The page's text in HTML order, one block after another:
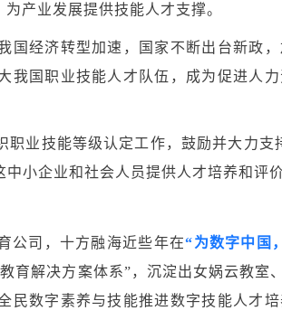
产业发展提供技能人才支撑。
国经济转型加速，国家不断出台新政
我国职业技能人才队伍，成为促进人
业技能等级认定工作，鼓励并大力支
小企业和社会人员提供人才培养和评
公司，十方融海近些年在“为数字中国
育解决方案体系”，沉淀出女娲云教室
民数字素养与技能推进数字技能人才